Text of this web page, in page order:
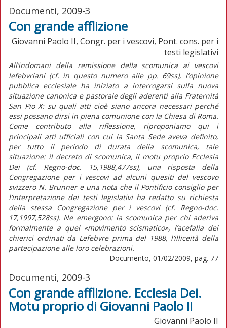
Documenti, 2009-3
Con grande afflizione
Giovanni Paolo II, Congr. per i vescovi, Pont. cons. per i
testi legislativi
All’indomani della remissione della scomunica ai vescovi
lefebvriani (cf. in questo numero alle pp. 69ss), l’opinione
pubblica ecclesiale ha iniziato a interrogarsi sulla nuova
situazione canonica e pastorale degli aderenti alla Fraternità
San Pio X: su quali atti cioè siano ancora necessari perché
essi possano dirsi in piena comunione con la Chiesa di Roma.
Come contributo alla riflessione, riproponiamo qui i
principali atti ufficiali con cui la Santa Sede aveva definito,
per tutto il periodo di durata della scomunica, tale
situazione: il decreto di scomunica, il motu proprio Ecclesia
Dei (cf. Regno-doc. 15,1988,477ss), una risposta della
Congregazione per i vescovi ad alcuni quesiti del vescovo
svizzero N. Brunner e una nota che il Pontificio consiglio per
l’interpretazione dei testi legislativi ha redatto su richiesta
della stessa Congregazione per i vescovi (cf. Regno-doc.
17,1997,528ss). Ne emergono: la scomunica per chi aderiva
formalmente a quel «movimento scismatico», l’acefalia dei
chierici ordinati da Lefebvre prima del 1988, l’illiceità della
partecipazione alle loro celebrazioni.
Documento, 01/02/2009, pag. 77
Documenti, 2009-3
Con grande afflizione. Ecclesia Dei.
Motu proprio di Giovanni Paolo II
Giovanni Paolo II